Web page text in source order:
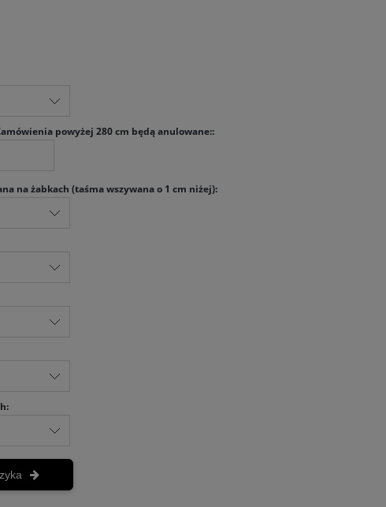
powyżej 280 cm będą anulowane::
na żabkach (taśma wszywana o 1 cm niżej):